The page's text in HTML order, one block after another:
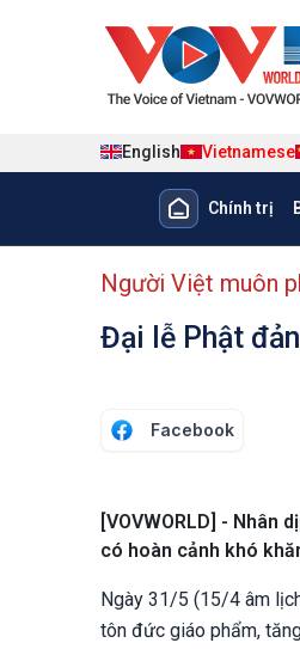
English Vietnamese
Main navigation
Chính trị
menu phụ tiếng
Người Việt muôn
Đại lễ Phật
Facebook
[VOVWORLD] -
có hoàn cảnh khó
Ngày 31/5 (15/4 âm
tôn đức giáo phẩm,